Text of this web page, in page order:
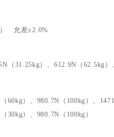
） 允差±2.0%
（31.25kg）、612.9N（62.5kg）
（ 60kg）、 980.7N （ 100kg ）、
（ 30kg）、 980.7N （ 100kg ）